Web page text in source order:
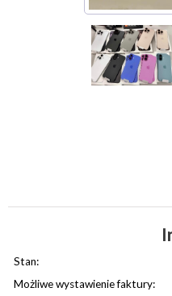
Stan:
Możliwe wystawienie faktury: